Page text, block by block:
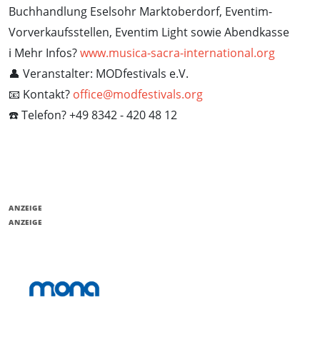
Buchhandlung Eselsohr Marktoberdorf, Eventim-
Vorverkaufsstellen, Eventim Light sowie Abendkasse
ℹ️ Mehr Infos?www.musica-sacra-international.org
👤 Veranstalter: MODfestivals e.V.
📧 Kontakt? office@modfestivals.org
☎️ Telefon? +49 8342 - 420 48 12
ANZEIGE
ANZEIGE